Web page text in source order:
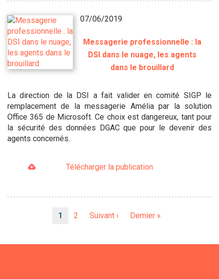
07/06/2019
Messagerie professionnelle : la
DSI dans le nuage, les agents
dans le brouillard
La direction de la DSI a fait valider en comité SIGP le
remplacement de la messagerie Amélia par la solution
Office 365 de Microsoft. Ce choix est dangereux, tant pour
la sécurité des données DGAC que pour le devenir des
agents concernés.
Télécharger la publication
Page
1 Page
2
Page
Suivant ›
Dernière
Dernier »